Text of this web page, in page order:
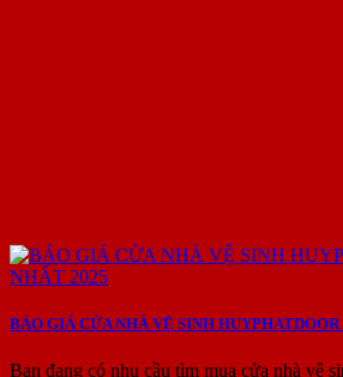
BÁO GIÁ CỬA NHÀ VỆ SINH
Bạn đang có nhu cầu tìm mua cửa nhà vệ